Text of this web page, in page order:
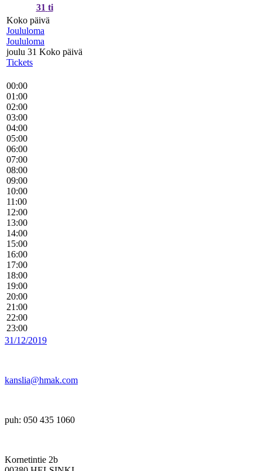
31 ti
Koko päivä
Joululoma
Joululoma
joulu 31 Koko päivä
Tickets
00:00
01:00
02:00
03:00
04:00
05:00
06:00
07:00
08:00
09:00
10:00
11:00
12:00
13:00
14:00
15:00
16:00
17:00
18:00
19:00
20:00
21:00
22:00
23:00
31/12/2019
kanslia@hmak.com
puh: 050 435 1060
Kornetintie 2b